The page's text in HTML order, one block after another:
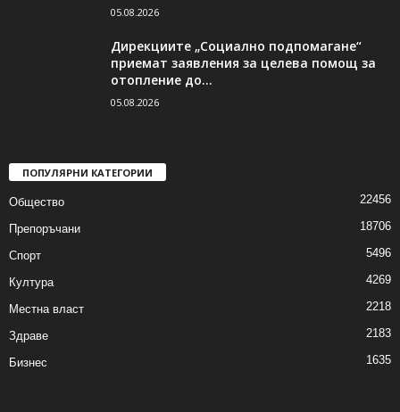
05.08.2026
Дирекциите „Социално подпомагане“
приемат заявления за целева помощ за
отопление до...
05.08.2026
ПОПУЛЯРНИ КАТЕГОРИИ
Общество 22456
Препоръчани 18706
Спорт 5496
Култура 4269
Местна власт 2218
Здраве 2183
Бизнес 1635